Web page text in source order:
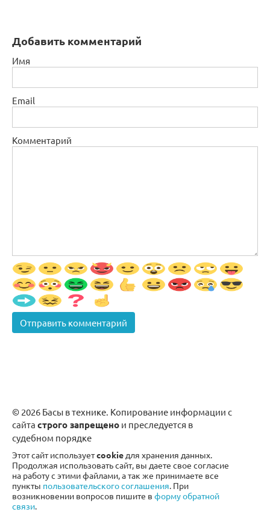
Добавить комментарий
Имя
Email
Комментарий
© 2026 Басы в технике. Копирование информации с
сайта строго запрещено и преследуется в
судебном порядке
Этот сайт используетcookie для хранения данных.
Продолжая использовать сайт, вы даете свое согласие
на работу с этими файлами, а так же принимаете все
пункты пользовательского соглашения. При
возникновении вопросов пишите в форму обратной
связи.